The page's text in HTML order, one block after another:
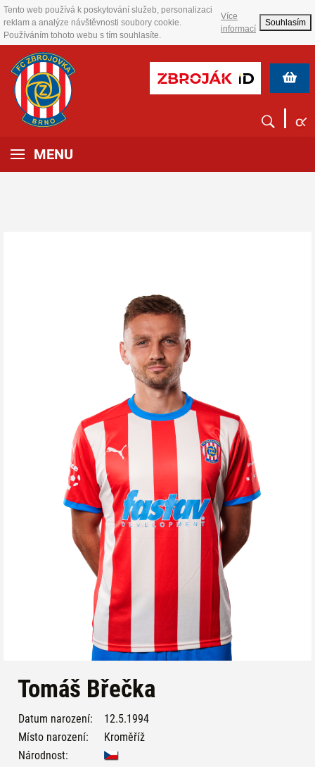
Tento web používá k poskytování služeb, personalizaci
reklam a analýze návštěvnosti soubory cookie.
Používáním tohoto webu s tím souhlasíte.
Více
informací
Souhlasím
MENU
Tomáš Břečka
Datum narození:
12.5.1994
Místo narození:
Kroměříž
Národnost: